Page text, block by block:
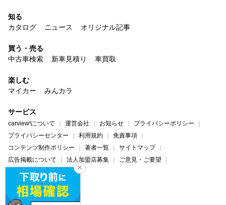
知る
カタログ
ニュース オリジナル記事
買う・売る
中古車検索
新車見積り 車買取
楽しむ
マイカー
みんカラ
サービス
carview!について 運営会社 お知らせ
プライバシーポリシー
プライバシーセンター
利用規約
免責事項
コンテンツ制作ポリシー
著者一覧
サイトマップ
広告掲載について
法人加盟店募集
ご意見・ご要望
ヘルプ・お問い合わせ
carview! Yahoo! JAPAN